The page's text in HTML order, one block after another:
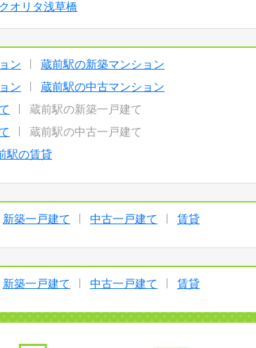
オリタ浅草橋
ン
蔵前駅の新築マンション
ン
蔵前駅の中古マンション
蔵前駅の新築一戸建て
蔵前駅の中古一戸建て
駅の賃貸
新築一戸建て 中古一戸建て 賃貸
新築一戸建て 中古一戸建て 賃貸